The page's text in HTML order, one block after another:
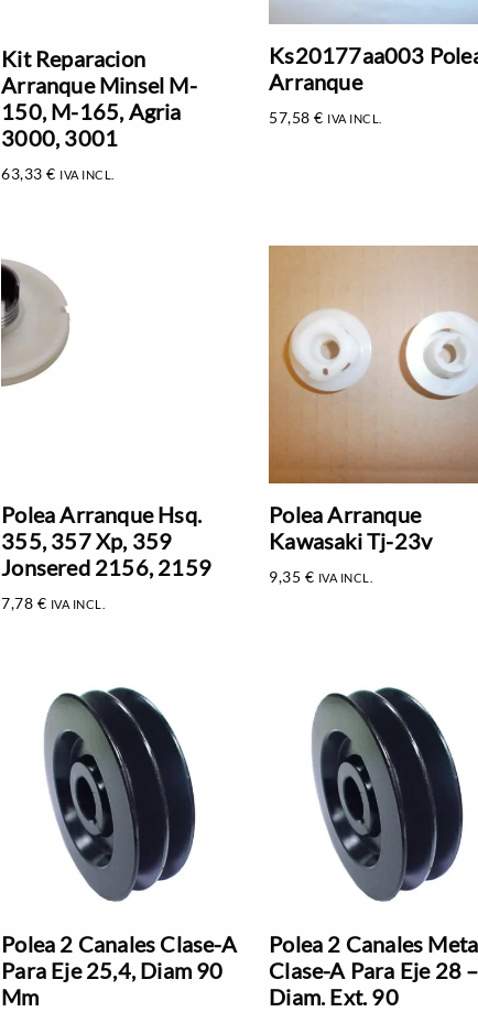
Kit Reparacion
Arranque Minsel M-
150, M-165, Agria
3000, 3001
63,33€ IVA INCL.
Ks20177aa003
Arranque
57,58€ IVA INCL.
Polea Arranque Hsq.
355, 357 Xp, 359
Jonsered 2156, 2159
7,78 € IVA INCL.
Polea Arranque
Kawasaki Tj-23v
9,35 € IVA INCL.
Polea 2 Canales Clase-A
Para Eje 25,4, Diam 90
Mm
Polea 2 Canales
Clase-A Para Eje 28 –
Diam. Ext. 90